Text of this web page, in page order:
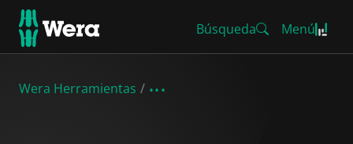
Búsqueda Menú
Wera Herramientas